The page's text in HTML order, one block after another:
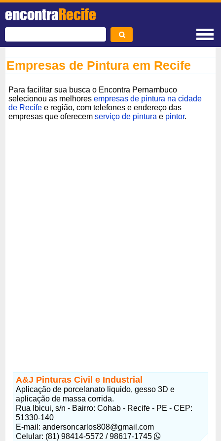
encontraRecife
Empresas de Pintura em Recife
Para facilitar sua busca o Encontra Pernambuco
selecionou as melhoresempresas de pintura na cidade
de Recife e região, com telefones e endereço das
empresas que oferecemserviço de pintura e pintor.
A&J Pinturas Civil e Industrial
Aplicação de porcelanato liquido, gesso 3D e
aplicação de massa corrida.
Rua Ibicui, s/n - Bairro: Cohab - Recife - PE - CEP:
51330-140
E-mail: andersoncarlos808@gmail.com
Celular: (81) 98414-5572 / 98617-1745